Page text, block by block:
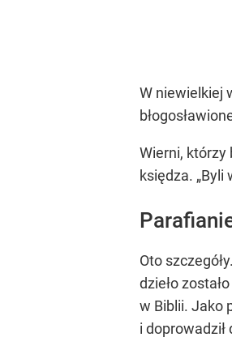
W niewielkiej
Wierni, którzy
księdza.
Oto
dzieło
w Biblii. Jako
i